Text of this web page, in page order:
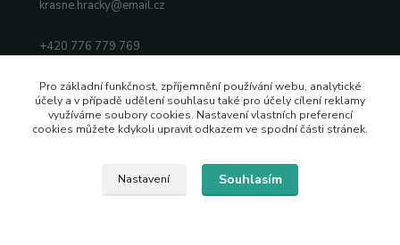
krasne.hracky@email.cz
+420 776 779 769
Facebook
Instagram
Pro základní funkčnost, zpříjemnění používání webu, analytické
účely a v případě udělení souhlasu také pro účely cílení reklamy
využíváme soubory cookies. Nastavení vlastních preferencí
cookies můžete kdykoli upravit odkazem ve spodní části stránek.
Nastavení Souhlasím